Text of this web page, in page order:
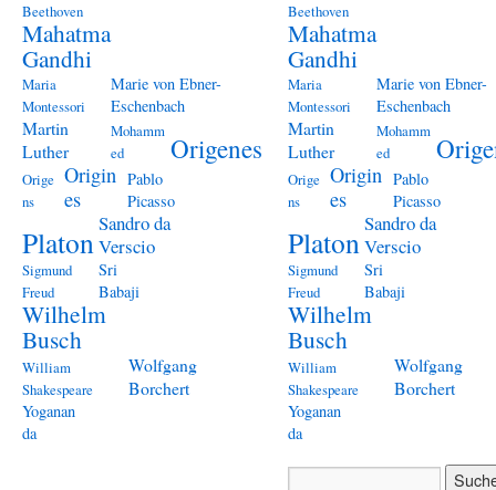
Beethoven
Mahatma
Gandhi
Maria
Montessori
Marie von Ebner-
Eschenbach
Martin
Luther
Mohamm
ed
Origenes
Orige
ns
Origin
es
Pablo
Picasso
Platon
Sandro da
Verscio
Sigmund
Freud
Sri
Babaji
Wilhelm
Busch
William
Shakespeare
Wolfgang
Borchert
Yoganan
da
Beethoven
Mahatma
Gandhi
Maria
Montessori
Marie von Ebner-
Eschenbach
Martin
Luther
Mohamm
ed
Orige
ns
Origin
es
Pablo
Picasso
Platon
Sandro da
Verscio
Sigmund
Freud
Sri
Babaji
Wilhelm
Busch
William
Shakespeare
Wolfgang
Borchert
Yoganan
da